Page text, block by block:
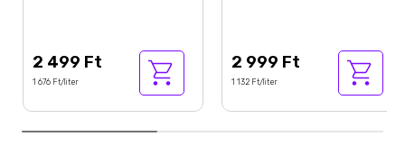
2 499 Ft
1 676 Ft/liter
2 999 Ft
1 132 Ft/liter